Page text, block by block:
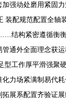
强动处磨用紧
配规范配置全
结构紧密遵循衡
通外全面理念
工作厚平滑强
力场紧满制易
系配置齐验证